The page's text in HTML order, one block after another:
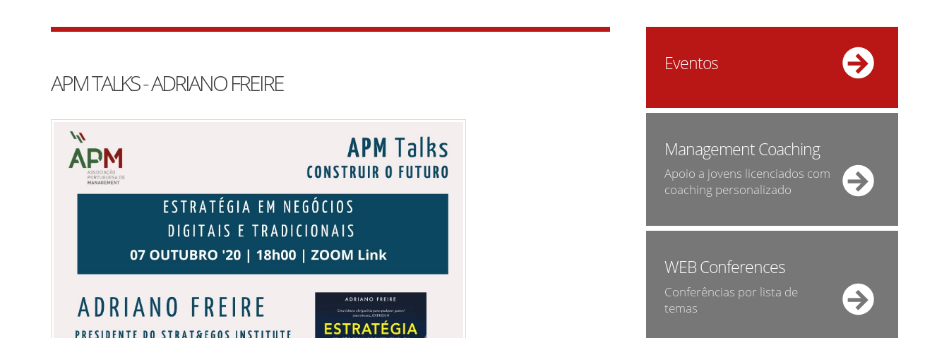
APM TALKS - ADRIANO FREIRE
Eventos
Management Coaching
Apoio a jovens licenciados com
coaching personalizado
WEB Conferences
Conferências por lista de
temas